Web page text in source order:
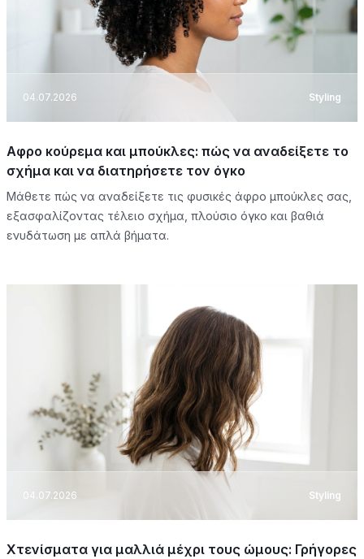
04.07.2026 Styling
Αφρο κούρεμα και μπούκλες: πώς να αναδείξετε το
σχήμα και να διατηρήσετε τον όγκο
Μάθετε πώς να αναδείξετε τις φυσικές άφρο μπούκλες σας,
εξασφαλίζοντας τέλειο σχήμα, πλούσιο όγκο και βαθιά
ενυδάτωση με απλά βήματα.
04.07.2026 Styling
Χτενίσματα για μαλλιά μέχρι τους ώμους: Γρήγορες